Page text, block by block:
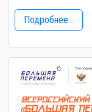
Подробнее...